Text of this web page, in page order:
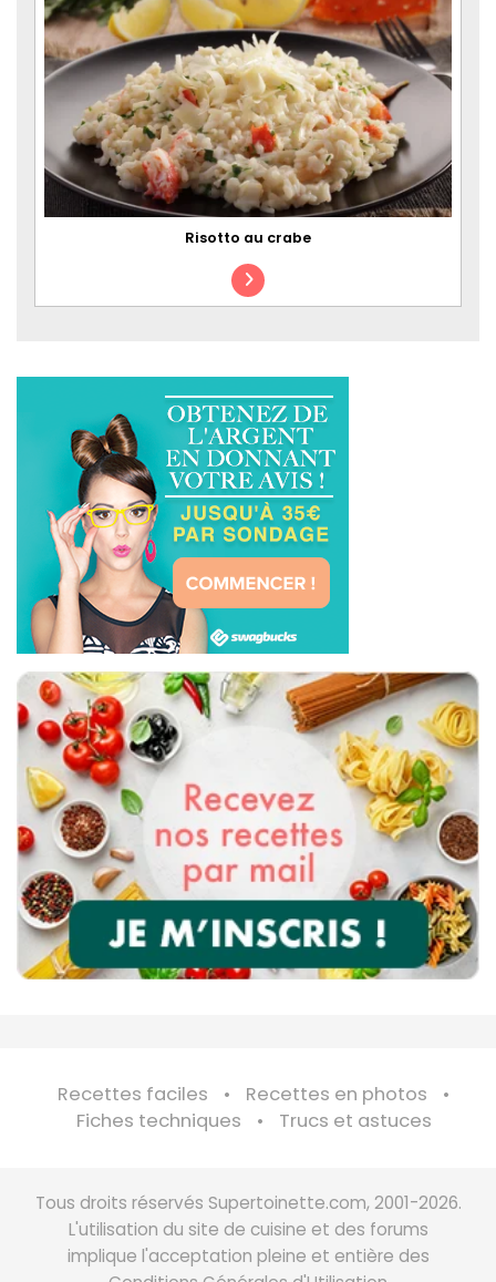
Risotto au crabe
Recettes faciles
Recettes en photos
Fiches techniques
Trucs et astuces
Tous droits réservés Supertoinette.com, 2001-2026.
L'utilisation du site de cuisine et des forums
implique l'acceptation pleine et entière des